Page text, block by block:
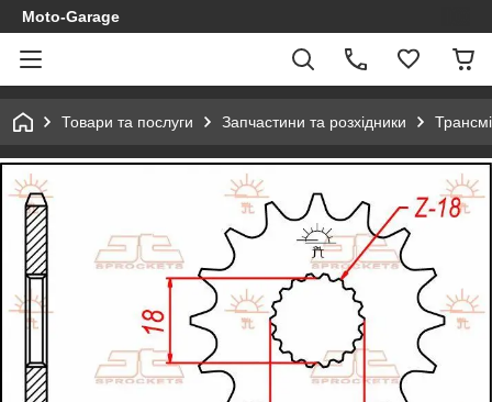
Moto-Garage
Товари та послуги Запчастини та розхідники